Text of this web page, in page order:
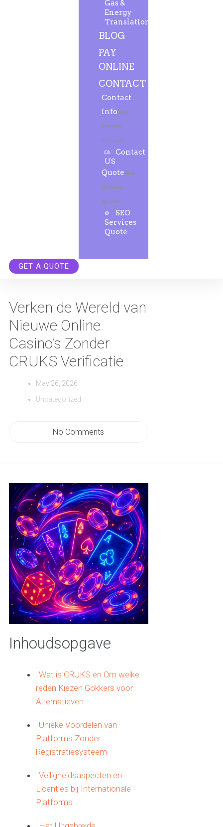
Gas &
Energy
Translation
BLOG
PAY
ONLINE
CONTACT
Contact
InfoFeel
free to
contact.
Contact
US
QuoteGet
instant
quote.
SEO
Services
Quote
GET A QUOTE
Verken de Wereld van
Nieuwe Online
Casino’s Zonder
CRUKS Verificatie
May 26, 2026
Uncategorized
No Comments
Inhoudsopgave
Wat is CRUKS en Om welke
reden Kiezen Gokkers voor
Alternatieven
Unieke Voordelen van
Platforms Zonder
Registratiesysteem
Veiligheidsaspecten en
Licenties bij Internationale
Platforms